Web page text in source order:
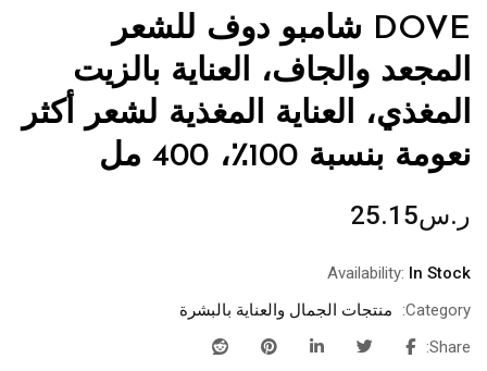
DOVE شامبو دوف للشعر
المجعد والجاف، العناية بالزيت
المغذي، العناية المغذية لشعر أكثر
نعومة بنسبة 100٪، 400 مل
ر.س25.15
Availability: In Stock
Category:
منتجات الجمال والعناية بالبشرة
Share: